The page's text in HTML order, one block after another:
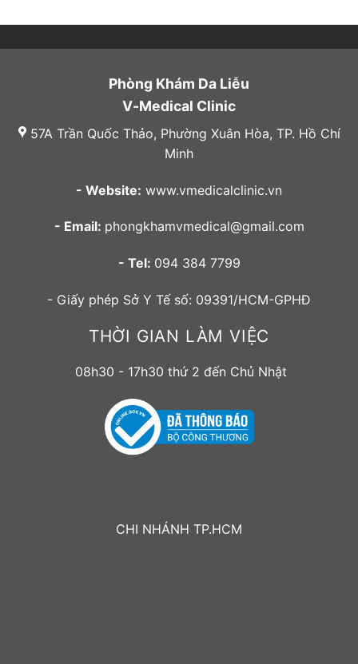
Phòng Khám Da Liễu
V-Medical Clinic
57A Trần Quốc Thảo, Phường Xuân Hòa, TP. Hồ Chí
Minh
- Website: www.vmedicalclinic.vn
- Email: phongkhamvmedical@gmail.com
- Tel: 094 384 7799
- Giấy phép Sở Y Tế số: 09391/HCM-GPHĐ
THỜI GIAN LÀM VIỆC
08h30 - 17h30 thứ 2 đến Chủ Nhật
CHI NHÁNH TP.HCM